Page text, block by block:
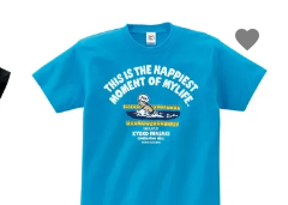
favorite